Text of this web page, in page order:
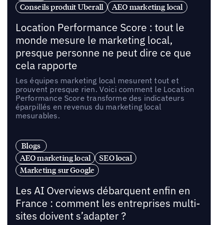
Conseils produit Uberall
AEO marketing local
Location Performance Score : tout le
monde mesure le marketing local,
presque personne ne peut dire ce que
cela rapporte
Les équipes marketing local mesurent tout et
prouvent presque rien. Voici comment le Location
Performance Score transforme des indicateurs
éparpillés en revenus du marketing local
mesurables.
Blogs
AEO marketing local
SEO local
Marketing sur Google
Les AI Overviews débarquent enfin en
France : comment les entreprises multi-
sites doivent s’adapter ?